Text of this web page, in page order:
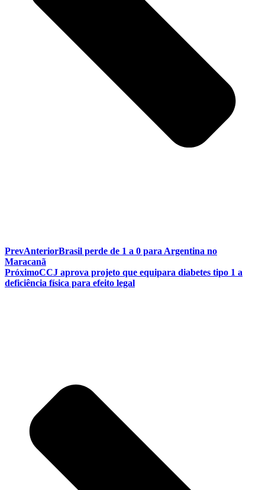
PrevAnteriorBrasil perde de 1 a 0 para Argentina no
Maracanã
PróximoCCJ aprova projeto que equipara diabetes tipo 1 a
deficiência física para efeito legal